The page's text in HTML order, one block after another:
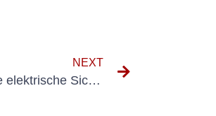
NEXT
Die Bedeutung der Geräteprüfung VDE für die elektrische Sicherheit verstehen